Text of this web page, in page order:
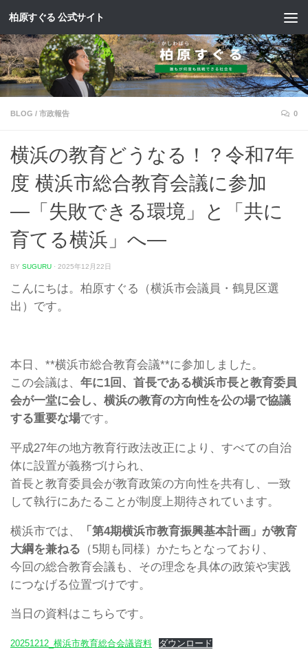
コンテンツへスキップ
柏原すぐる 公式サイト
BLOG / 市政報告 0
横浜の教育どうなる！？令和7年
度 横浜市総合教育会議に参加
―「失敗できる環境」と「共に
育てる横浜」へ―
BY SUGURU · 2025年12月22日
こんにちは。柏原すぐる（横浜市会議員・鶴見区選
出）です。
本日、**横浜市総合教育会議**に参加しました。
この会議は、 年に1回、首長である横浜市長と教育委員
会が一堂に会し、横浜の教育の方向性を公の場で協議
する重要な場です。
平成27年の地方教育行政法改正により、すべての自治
体に設置が義務づけられ、
首長と教育委員会が教育政策の方向性を共有し、一致
して執行にあたることが制度上期待されています。
横浜市では、
「第4期横浜市教育振興基本計画」が教育
大綱を兼ねる （5期も同様）かたちとなっており、
今回の総合教育会議も、その理念を具体の政策や実践
につなげる位置づけです。
当日の資料はこちらです。
20251212_横浜市教育総合会議資料 ダウンロード